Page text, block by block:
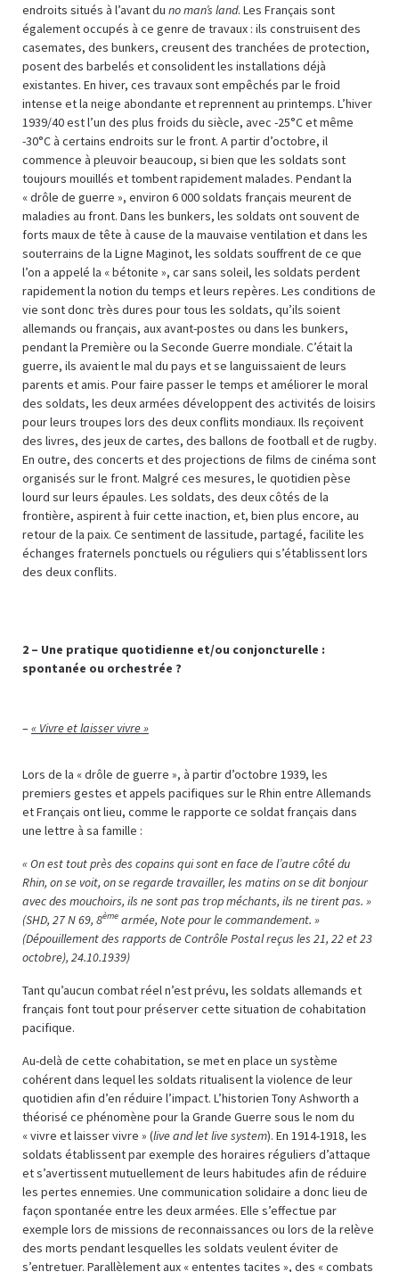
endroits situés à l’avant du no man’s land. Les Français sont
également occupés à ce genre de travaux : ils construisent des
casemates, des bunkers, creusent des tranchées de protection,
posent des barbelés et consolident les installations déjà
existantes. En hiver, ces travaux sont empêchés par le froid
intense et la neige abondante et reprennent au printemps. L’hiver
1939/40 est l’un des plus froids du siècle, avec -25°C et même
-30°C à certains endroits sur le front. A partir d’octobre, il
commence à pleuvoir beaucoup, si bien que les soldats sont
toujours mouillés et tombent rapidement malades. Pendant la
« drôle de guerre », environ 6 000 soldats français meurent de
maladies au front. Dans les bunkers, les soldats ont souvent de
forts maux de tête à cause de la mauvaise ventilation et dans les
souterrains de la Ligne Maginot, les soldats souffrent de ce que
l’on a appelé la « bétonite », car sans soleil, les soldats perdent
rapidement la notion du temps et leurs repères. Les conditions de
vie sont donc très dures pour tous les soldats, qu’ils soient
allemands ou français, aux avant-postes ou dans les bunkers,
pendant la Première ou la Seconde Guerre mondiale. C’était la
guerre, ils avaient le mal du pays et se languissaient de leurs
parents et amis. Pour faire passer le temps et améliorer le moral
des soldats, les deux armées développent des activités de loisirs
pour leurs troupes lors des deux conflits mondiaux. Ils reçoivent
des livres, des jeux de cartes, des ballons de football et de rugby.
En outre, des concerts et des projections de films de cinéma sont
organisés sur le front. Malgré ces mesures, le quotidien pèse
lourd sur leurs épaules. Les soldats, des deux côtés de la
frontière, aspirent à fuir cette inaction, et, bien plus encore, au
retour de la paix. Ce sentiment de lassitude, partagé, facilite les
échanges fraternels ponctuels ou réguliers qui s’établissent lors
des deux conflits.
2 – Une pratique quotidienne et/ou conjoncturelle :
spontanée ou orchestrée ?
–« Vivre et laisser vivre »
Lors de la « drôle de guerre », à partir d’octobre 1939, les
premiers gestes et appels pacifiques sur le Rhin entre Allemands
et Français ont lieu, comme le rapporte ce soldat français dans
une lettre à sa famille :
« On est tout près des copains qui sont en face de l’autre côté du
Rhin, on se voit, on se regarde travailler, les matins on se dit bonjour
avec des mouchoirs, ils ne sont pas trop méchants, ils ne tirent pas. »
(SHD, 27 N 69, 8ème armée, Note pour le commandement. »
(Dépouillement des rapports de Contrôle Postal reçus les 21, 22 et 23
octobre), 24.10.1939)
Tant qu’aucun combat réel n’est prévu, les soldats allemands et
français font tout pour préserver cette situation de cohabitation
pacifique.
Au-delà de cette cohabitation, se met en place un système
cohérent dans lequel les soldats ritualisent la violence de leur
quotidien afin d’en réduire l’impact. L’historien Tony Ashworth a
théorisé ce phénomène pour la Grande Guerre sous le nom du
« vivre et laisser vivre » (live and let live system). En 1914-1918, les
soldats établissent par exemple des horaires réguliers d’attaque
et s’avertissent mutuellement de leurs habitudes afin de réduire
les pertes ennemies. Une communication solidaire a donc lieu de
façon spontanée entre les deux armées. Elle s’effectue par
exemple lors de missions de reconnaissances ou lors de la relève
des morts pendant lesquelles les soldats veulent éviter de
s’entretuer. Parallèlement aux « ententes tacites », des « combats